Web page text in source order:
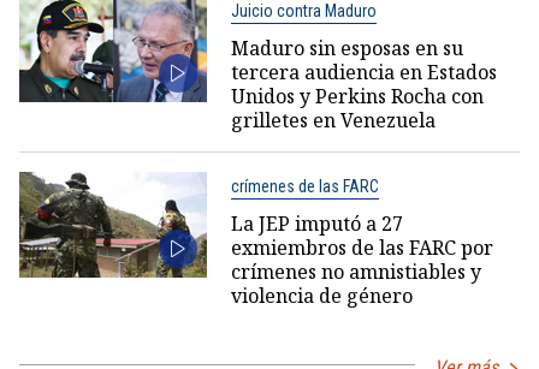
Juicio contra Maduro
Maduro sin esposas en su
tercera audiencia en Estados
Unidos y Perkins Rocha con
grilletes en Venezuela
crímenes de las FARC
La JEP imputó a 27
exmiembros de las FARC por
crímenes no amnistiables y
violencia de género